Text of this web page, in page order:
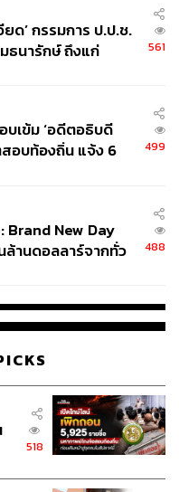
องหลังความสำเร็จ
มชันอย่าง
เยี่ยมมาได้สำเร็จ รวม
Impossible: Ghost
ครูซและได้แบรดมานั่ง
วามสำเร็จอย่างมาก
สุดในบรรดาแฟรนไชส์
ป็นหนึ่งในทีมแอนิเมชัน
ละพิกซาร์อีกมากมายทั้ง
Inside Outและ
ยด’ กรรมการ ป.ป.ช.
ธนารักษ์ ถึงแก่
561
บเข้ม ‘อดีตอธิบดี
อบท้องถิ่น แจ้ง 6
499
Brand New Day
ล้านดอลลาร์จากทั่ว
488
518